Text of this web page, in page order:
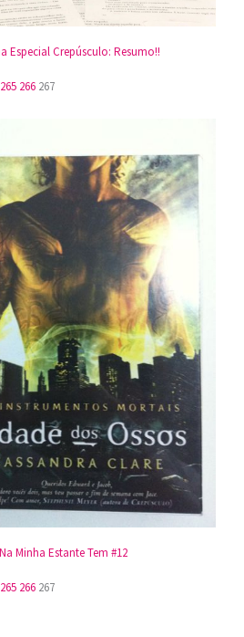
Especial Crepúsculo: Resumo!!
265 266 267
Na Minha Estante Tem #12
265 266 267